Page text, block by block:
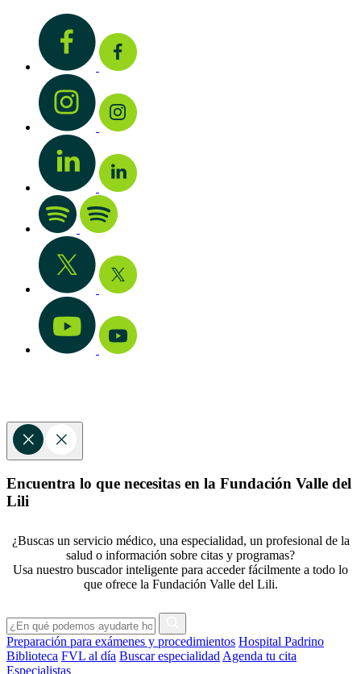
Encuentra lo que necesitas en la Fundación Valle del
Lili
¿Buscas un servicio médico, una especialidad, un profesional de la
salud o información sobre citas y programas?
Usa nuestro buscador inteligente para acceder fácilmente a todo lo
que ofrece la Fundación Valle del Lili.
Preparación para exámenes y procedimientos Hospital Padrino
Biblioteca FVL al día Buscar especialidad Agenda tu cita
Especialistas